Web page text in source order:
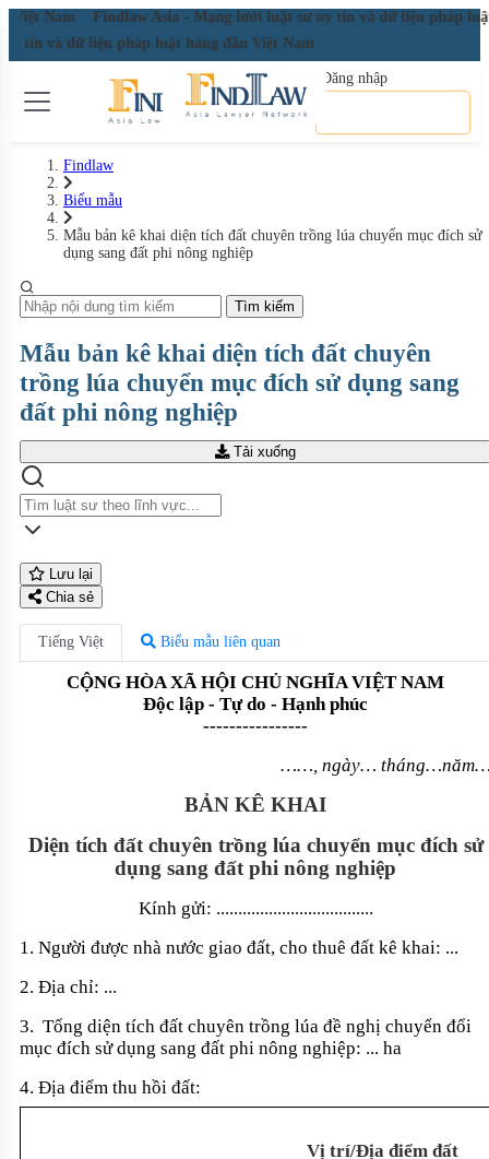
Việt Nam
Findlaw Asia - Mạng lưới luật sư uy tín và dữ liệu pháp
tín và dữ liệu pháp luật hàng đầu Việt Nam
Đăng nhập
Findlaw
Biểu mẫu
Mẫu bản kê khai diện tích đất chuyên trồng lúa chuyển mục đích sử
dụng sang đất phi nông nghiệp
Tìm kiếm
Mẫu bản kê khai diện tích đất chuyên
trồng lúa chuyển mục đích sử dụng sang
đất phi nông nghiệp
Tải xuống
Lưu lại
Chia sẻ
Tiếng Việt Biểu mẫu liên quan
CỘNG HÒA XÃ HỘI CHỦ NGHĨA VIỆT NAM
Độc lập - Tự do - Hạnh phúc
----------------
……, ngày…
BẢN KÊ KHAI
Diện tích đất chuyên trồng lúa chuyển mục đích sử
dụng sang đất phi nông nghiệp
Kính gửi: ....................................
1. Người được nhà nước giao đất, cho thuê đất kê khai: ...
2. Địa chỉ: ...
3. Tổng diện tích đất chuyên trồng lúa đề nghị chuyển đổi
mục đích sử dụng sang đất phi nông nghiệp: ... ha
4. Địa điểm thu hồi đất:
Vị trí/Địa điểm đất